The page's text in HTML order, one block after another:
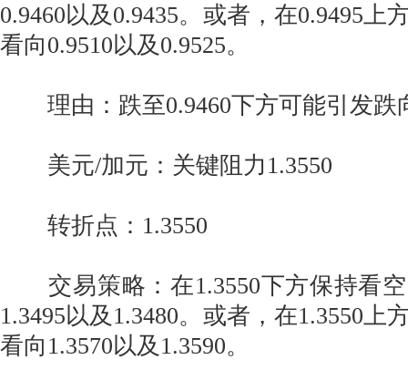
0.9460以及0.9435。或者，在0.9495上
看向0.9510以及0.9525。
理由：跌至0.9460下方可能引发跌
美元/加元：关键阻力1.3550
转折点：1.3550
交易策略：在1.3550下方保持看空
1.3495以及1.3480。或者，在1.3550上
看向1.3570以及1.3590。